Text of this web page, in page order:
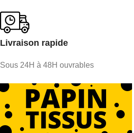
Livraison rapide
Sous 24H à 48H ouvrables